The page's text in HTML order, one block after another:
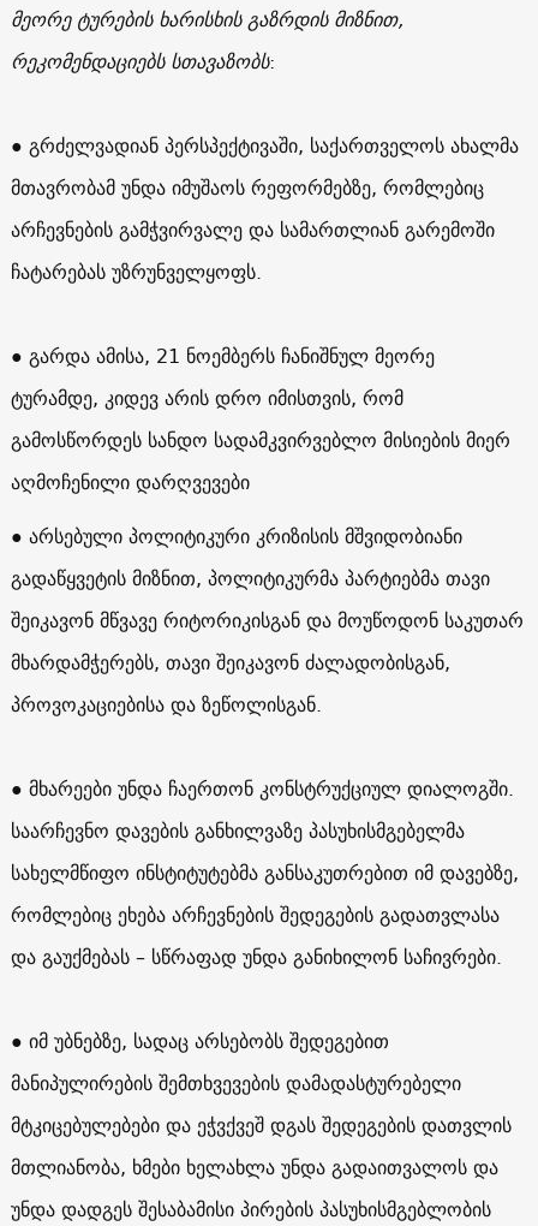
მეორე ტურების ხარისხის გაზრდის მიზნით,
რეკომენდაციებს სთავაზობს:
● გრძელვადიან პერსპექტივაში, საქართველოს ახალმა
მთავრობამ უნდა იმუშაოს რეფორმებზე, რომლებიც
არჩევნების გამჭვირვალე და სამართლიან გარემოში
ჩატარებას უზრუნველყოფს.
● გარდა ამისა, 21 ნოემბერს ჩანიშნულ მეორე
ტურამდე, კიდევ არის დრო იმისთვის, რომ
გამოსწორდეს სანდო სადამკვირვებლო მისიების მიერ
აღმოჩენილი დარღვევები
● არსებული პოლიტიკური კრიზისის მშვიდობიანი
გადაწყვეტის მიზნით, პოლიტიკურმა პარტიებმა თავი
შეიკავონ მწვავე რიტორიკისგან და მოუწოდონ საკუთარ
მხარდამჭერებს, თავი შეიკავონ ძალადობისგან,
პროვოკაციებისა და ზეწოლისგან.
● მხარეები უნდა ჩაერთონ კონსტრუქციულ დიალოგში.
საარჩევნო დავების განხილვაზე პასუხისმგებელმა
სახელმწიფო ინსტიტუტებმა განსაკუთრებით იმ დავებზე,
რომლებიც ეხება არჩევნების შედეგების გადათვლასა
და გაუქმებას – სწრაფად უნდა განიხილონ საჩივრები.
● იმ უბნებზე, სადაც არსებობს შედეგებით
მანიპულირების შემთხვევების დამადასტურებელი
მტკიცებულებები და ეჭვქვეშ დგას შედეგების დათვლის
მთლიანობა, ხმები ხელახლა უნდა გადაითვალოს და
უნდა დადგეს შესაბამისი პირების პასუხისმგებლობის